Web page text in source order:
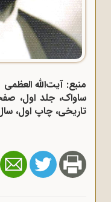
منبع: آیت‌الله
تاریخی، چاپ اول، سال